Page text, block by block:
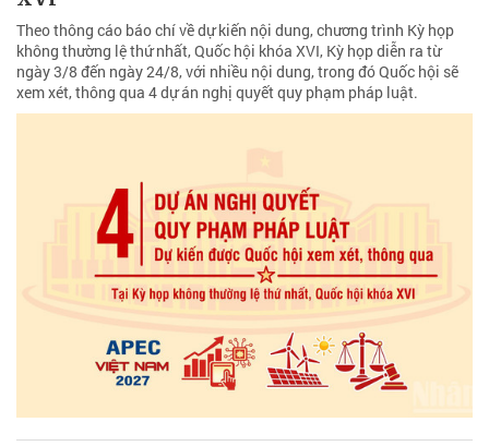
Theo thông cáo báo chí về dự kiến nội dung, chương trình Kỳ họp
không thường lệ thứ nhất, Quốc hội khóa XVI, Kỳ họp diễn ra từ
ngày 3/8 đến ngày 24/8, với nhiều nội dung, trong đó Quốc hội sẽ
xem xét, thông qua 4 dự án nghị quyết quy phạm pháp luật.